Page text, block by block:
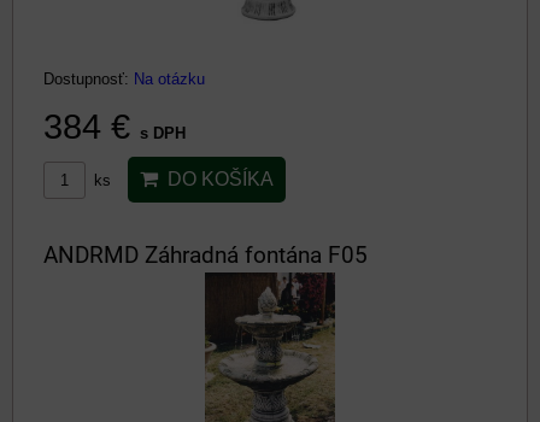
Dostupnosť: Na otázku
384 € s DPH
ks DO KOŠÍKA
ANDRMD Záhradná fontána F05